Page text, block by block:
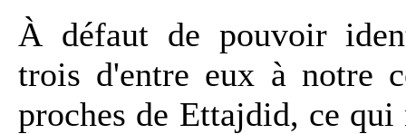
À défaut de pouvoir
trois d'entre eux à notre
proches de Ettajdid, ce